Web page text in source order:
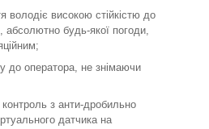
володіє високою стійкістю до
будь-якої погоди,
до оператора, не знімаючи
з анти-дробильно
датчика на